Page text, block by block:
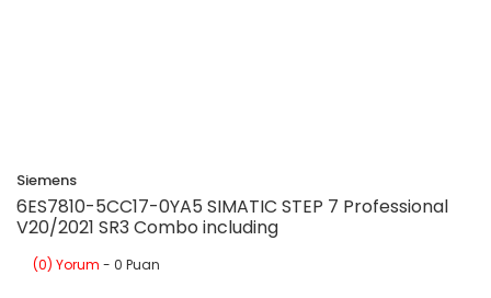
Siemens
6ES7810-5CC17-0YA5 SIMATIC STEP 7 Professional
V20/2021 SR3 Combo including
(0) Yorum - 0 Puan